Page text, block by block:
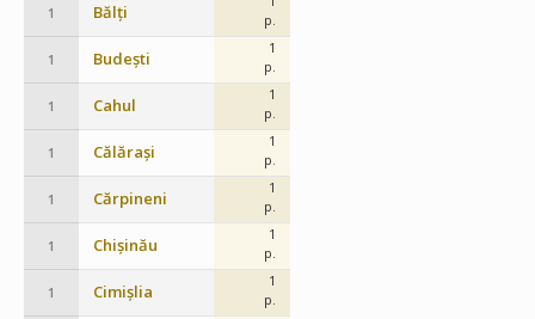
1 Bălți
p.
1 Budești
1
p.
1 Cahul
1
p.
1 Călărași
1
p.
1 Cărpineni
1
p.
1 Chișinău
1
p.
1 Cimișlia
1
p.